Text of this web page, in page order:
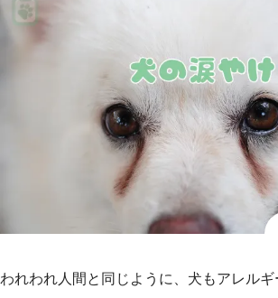
われわれ人間と同じように、犬もアレル